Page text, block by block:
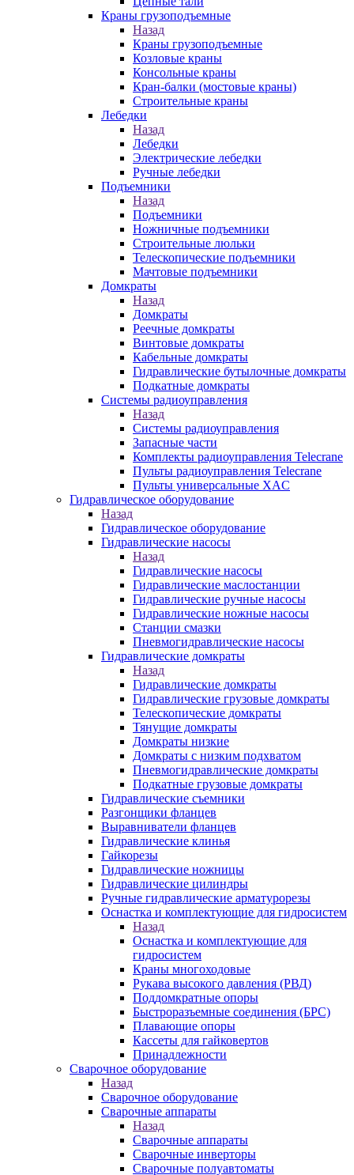
Краны грузоподъемные
Назад
Краны грузоподъемные
Козловые краны
Консольные краны
Кран-балки (мостовые краны)
Строительные краны
Лебедки
Назад
Лебедки
Электрические лебедки
Ручные лебедки
Подъемники
Назад
Подъемники
Ножничные подъемники
Строительные люльки
Телескопические подъемники
Мачтовые подъемники
Домкраты
Назад
Домкраты
Реечные домкраты
Винтовые домкраты
Кабельные домкраты
Гидравлические бутылочные домкраты
Подкатные домкраты
Системы радиоуправления
Назад
Системы радиоуправления
Запасные части
Комплекты радиоуправления Telecrane
Пульты радиоуправления Telecrane
Пульты универсальные XAC
Гидравлическое оборудование
Назад
Гидравлическое оборудование
Гидравлические насосы
Назад
Гидравлические насосы
Гидравлические маслостанции
Гидравлические ручные насосы
Гидравлические ножные насосы
Станции смазки
Пневмогидравлические насосы
Гидравлические домкраты
Назад
Гидравлические домкраты
Гидравлические грузовые домкраты
Телескопические домкраты
Тянущие домкраты
Домкраты низкие
Домкраты с низким подхватом
Пневмогидравлические домкраты
Подкатные грузовые домкраты
Гидравлические съемники
Разгонщики фланцев
Выравниватели фланцев
Гидравлические клинья
Гайкорезы
Гидравлические ножницы
Гидравлические цилиндры
Ручные гидравлические арматурорезы
Оснастка и комплектующие для гидросистем
Назад
Оснастка и комплектующие для
гидросистем
Краны многоходовые
Рукава высокого давления (РВД)
Поддомкратные опоры
Быстроразъемные соединения (БРС)
Плавающие опоры
Кассеты для гайковертов
Принадлежности
Сварочное оборудование
Назад
Сварочное оборудование
Сварочные аппараты
Назад
Сварочные аппараты
Сварочные инверторы
Сварочные полуавтоматы